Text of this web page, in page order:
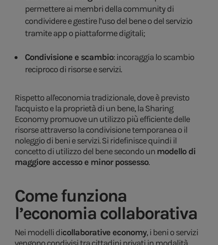
permettere ai membri della community di
condividere e gestire l’uso del bene o del servizio
tramite app o piattaforme digitali;
Condivisione e scambio: incoraggia lo scambio
reciproco di risorse e servizi.
Rispetto all'economia tradizionale, dove è previsto
l'acquisto e la proprietà di un bene, la Sharing
Economy promuove un utilizzo più efficiente delle
risorse attraverso la condivisione temporanea o il
noleggio di beni e servizi. Si ridefinisce quindi il
concetto di utilizzo del bene secondo unmodello di
maggiore accesso e minor possesso.
Come funziona
l’economia collaborativa
Nei modelli dicollaborative economy, i beni o servizi